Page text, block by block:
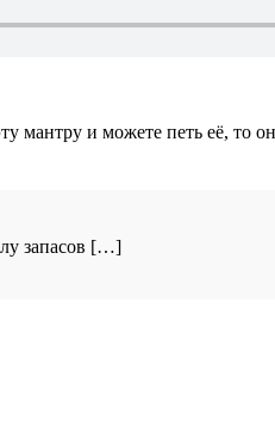
мантру и можете петь её, то
запасов […]